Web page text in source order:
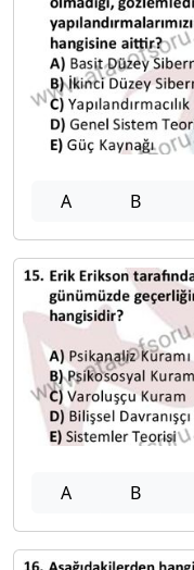
A B
A B